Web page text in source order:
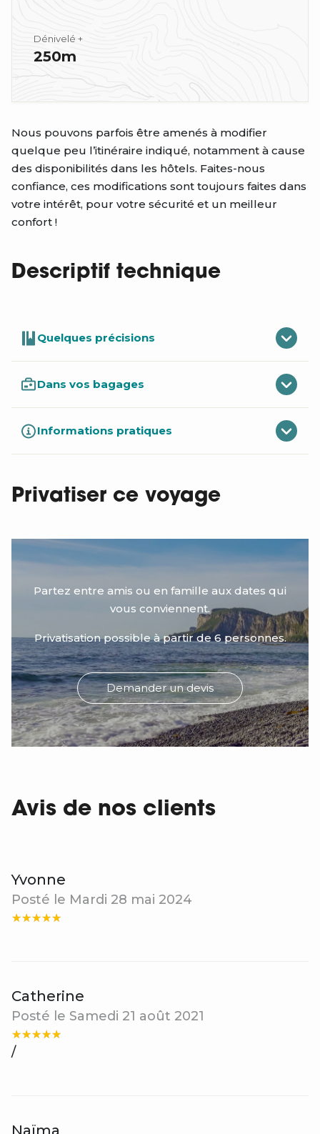
Dénivelé +
250m
Nous pouvons parfois être amenés à modifier
quelque peu l’itinéraire indiqué, notamment à cause
des disponibilités dans les hôtels. Faites-nous
confiance, ces modifications sont toujours faites dans
votre intérêt, pour votre sécurité et un meilleur
confort !
Descriptif technique
Quelques précisions
Dans vos bagages
Informations pratiques
Privatiser ce voyage
Partez entre amis ou en famille aux dates qui
vous conviennent.
Privatisation possible à partir de 6 personnes.
Demander un devis
Avis de nos clients
Yvonne
Posté le Mardi 28 mai 2024
Catherine
Posté le Samedi 21 août 2021
/
Naïma